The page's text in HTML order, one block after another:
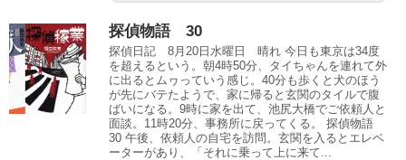
探偵物語 30
探偵日記 8月20日水曜日 晴れ 今日も東京は34度
を超えるという。朝4時50分、タイちゃんを連れて外
に出るとムヮっていう感じ。40分も歩くと犬のほう
が先にバテたようで、家に帰ると玄関のタイルで腹
ばいになる。9時に家を出て、池尻大橋でご依頼人と
面談。11時20分、事務所に戻ってくる。 探偵物語
30 午後、依頼人の自宅を訪問。玄関を入るとエレベ
ーターがあり、「それに乗って上に来て...